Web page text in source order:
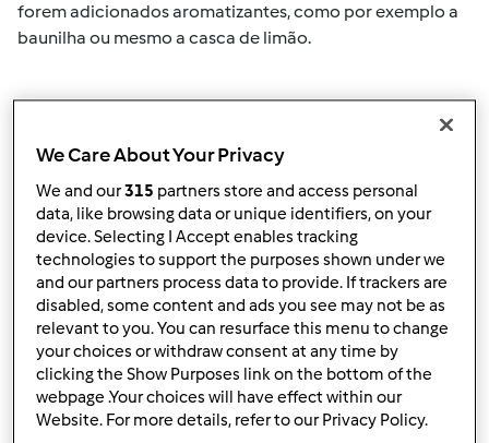
forem adicionados aromatizantes, como por exemplo a
baunilha ou mesmo a casca de limão.
atenção dispensada, estando sempre ao seu dispor para
Linha de Apoio a Clientes: 21 4177315 ou Número Verde
800 500 202
(2ª a 6ª Feira das 9:00 ás 18.00)
Atentamente,
Equipa Bimby
We Care About Your Privacy
We and our315 partners store and access personal
data, like browsing data or unique identifiers, on your
device. Selecting I Accept enables tracking
technologies to support the purposes shown under we
and our partners process data to provide. If trackers are
disabled, some content and ads you see may not be as
relevant to you. You can resurface this menu to change
your choices or withdraw consent at any time by
clicking the Show Purposes link on the bottom of the
webpage .Your choices will have effect within our
Website. For more details, refer to our Privacy Policy.